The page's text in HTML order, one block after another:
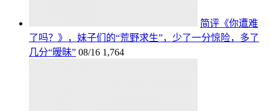
简评《你遭难
了吗？》，妹子们的“荒野求生”，少了一分惊险，多了
几分“暧昧” 08/16 1,764